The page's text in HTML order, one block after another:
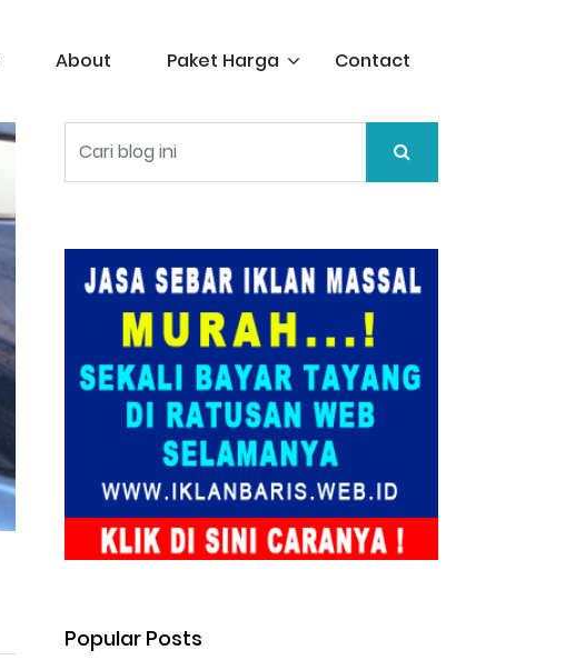
About Paket Harga ▼ Contact
Popular Posts